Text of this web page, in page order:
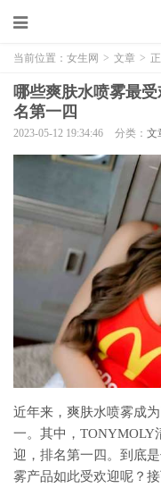
当前位置： 女生网 > 文章 >
哪些爽肤水喷雾最
名第一四
2023-05-12 19:34:46 分类： 文
近年来，爽肤水喷雾成
一。其中，TONYMOLY
迎，排名第一四。到底
雾产品如此受欢迎呢？